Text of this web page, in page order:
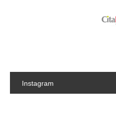
Instagram